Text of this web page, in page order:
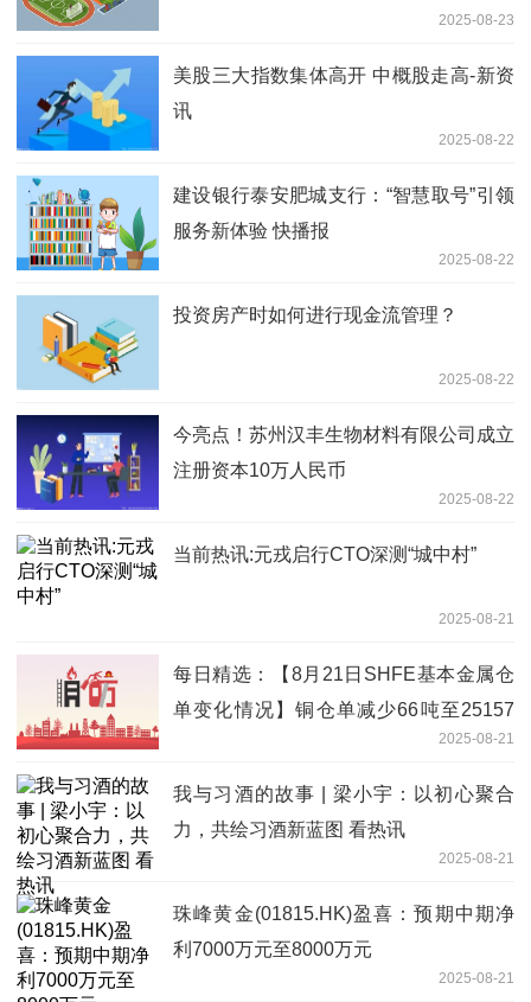
2025-08-23
美股三大指数集体高开 中概股走高-新资
讯
2025-08-22
建设银行泰安肥城支行：“智慧取号”引领
服务新体验 快播报
2025-08-22
投资房产时如何进行现金流管理？
2025-08-22
今亮点！苏州汉丰生物材料有限公司成立
注册资本10万人民币
2025-08-22
当前热讯:元戎启行CTO深测“城中村”
2025-08-21
每日精选：【8月21日SHFE基本金属仓
单变化情况】铜仓单减少66吨至25157
吨；铝仓单减少3048吨至59890吨；锌
仓单持平至32288吨；铅仓单减少1481
吨至59422吨；镍仓单增加29吨至22588
吨；锡仓单减少71吨至7258吨。
2025-08-21
我与习酒的故事 | 梁小宇：以初心聚合
力，共绘习酒新蓝图 看热讯
2025-08-21
珠峰黄金(01815.HK)盈喜：预期中期净
利7000万元至8000万元
2025-08-21